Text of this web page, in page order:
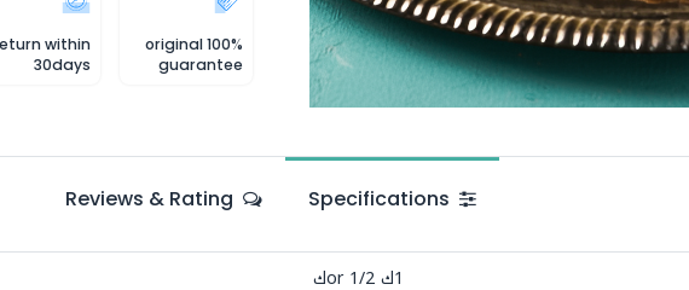
100% original
guarantee
within
30days
1ك 1/2ك